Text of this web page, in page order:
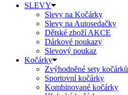
SLEVY
Slevy na Kočárky
Slevy na Autosedačky
Dětské zboží AKCE
Dárkové poukazy
Slevový poukaz
Kočárky
Zvýhodněné sety kočárků
Sportovní kočárky
Kombinované kočárky